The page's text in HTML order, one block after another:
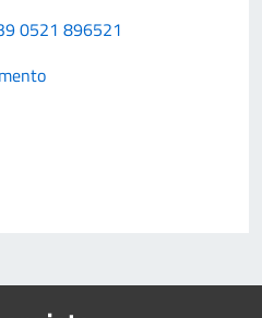
0521 896521